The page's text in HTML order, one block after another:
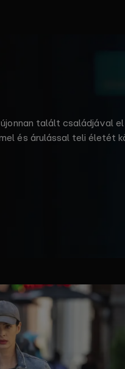
talált családjával
és árulással teli életét
megfejtsük, kik is ők